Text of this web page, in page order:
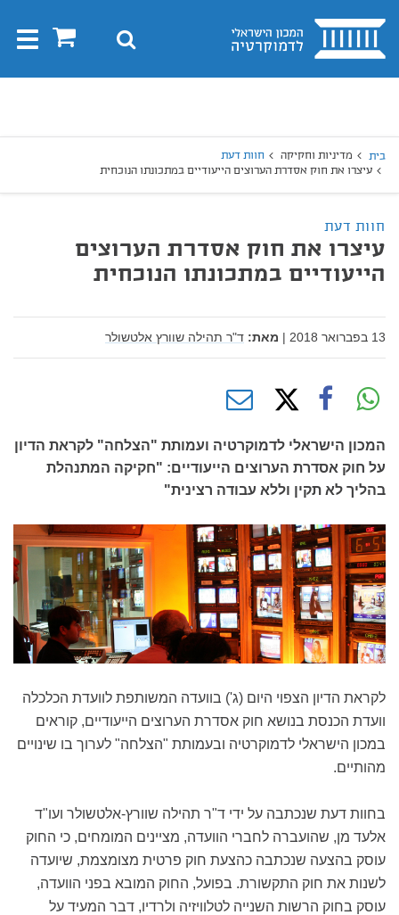
בית 0 חיפוש
בית מדיניות וחקיקה
חוות דעת
עיצרו את חוק אסדרת הערוצים הייעודיים במתכונתו הנוכחית
חוות דעת
עיצרו את חוק אסדרת הערוצים
הייעודיים במתכונתו הנוכחית
13 בפברואר 2018 | מאת: ד"ר תהילה שוורץ אלטשולר
המכון הישראלי לדמוקרטיה ועמותת "הצלחה" לקראת הדיון
על חוק אסדרת הערוצים הייעודיים: "חקיקה המתנהלת
בהליך לא תקין וללא עבודה רצינית"
לקראת הדיון הצפוי היום (ג') בוועדה המשותפת לוועדת הכלכלה
וועדת הכנסת בנושא חוק אסדרת הערוצים הייעודיים, קוראים
במכון הישראלי לדמוקרטיה ובעמותת "הצלחה" לערוך בו שינויים
מהותיים.
בחוות דעת שנכתבה על ידי ד"ר תהילה שוורץ-אלטשולר ועו"ד
אלעד מן, שהועברה לחברי הוועדה, מציינים המומחים, כי החוק
עוסק בהצעה שנכתבה כהצעת חוק פרטית מצומצמת, שיועדה
לשנות את חוק התקשורת. בפועל, החוק המובא בפני הוועדה,
עוסק בחוק הרשות השנייה לטלוויזיה ולרדיו, דבר המעיד על